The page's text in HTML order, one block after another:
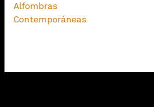
Alfombras
Contemporáneas